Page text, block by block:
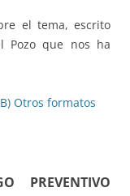
el tema, escrito
Pozo que nos ha
Otros formatos
PREVENTIVO